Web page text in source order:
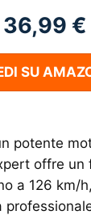
36,99 €
SU
potente
offre un
a 126 km/